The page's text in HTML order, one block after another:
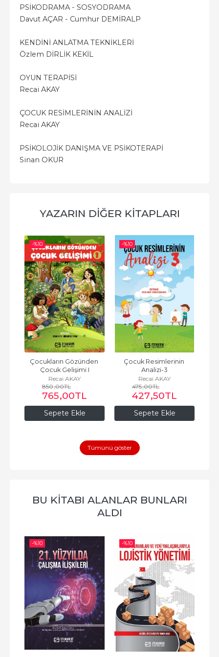
PSİKODRAMA - SOSYODRAMA
Davut AÇAR - Cumhur DEMİRALP
KENDİNİ ANLATMA TEKNİKLERİ
Özlem DİRLİK KEKİL
OYUN TERAPİSİ
Recai AKAY
ÇOCUK RESİMLERİNİN ANALİZİ
Recai AKAY
PSİKOLOJİK DANIŞMA VE PSİKOTERAPİ
Sinan OKUR
YAZARIN DIĞER KITAPLARI
-%10
Sepete Ekle
Çocukların Gözünden
Çocuk Gelişimi I
Recai AKAY
850,00TL
765,00TL
-%10
Sepete Ekle
Çocuk Resimlerinin
Analizi-3
Recai AKAY
475,00TL
427,50TL
Tümünü göster
BU KITABI ALANLAR BUNLARI
ALDI
-%10 -%10